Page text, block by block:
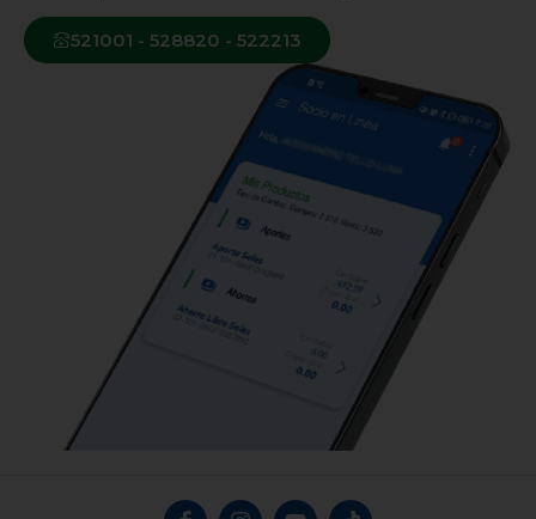
521001 - 528820 - 522213